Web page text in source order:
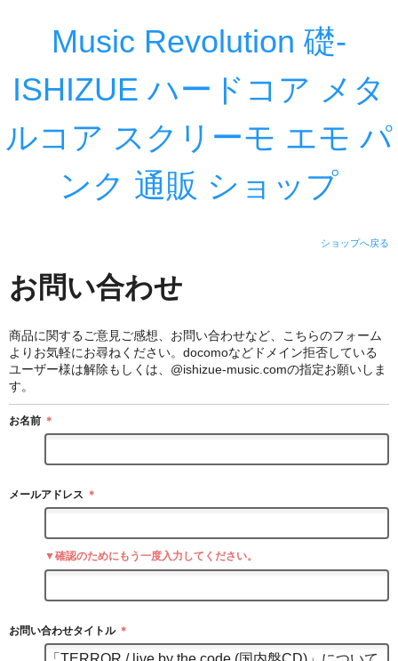
Music Revolution 礎-
ISHIZUE ハードコア メタ
ルコア スクリーモ エモ パ
ンク 通販 ショップ
ショップへ戻る
お問い合わせ
商品に関するご意見ご感想、お問い合わせなど、こちらのフォーム
よりお気軽にお尋ねください。docomoなどドメイン拒否している
ユーザー様は解除もしくは、@ishizue-music.comの指定お願いしま
す。
お名前 ＊
メールアドレス ＊
▼確認のためにもう一度入力してください。
お問い合わせタイトル ＊